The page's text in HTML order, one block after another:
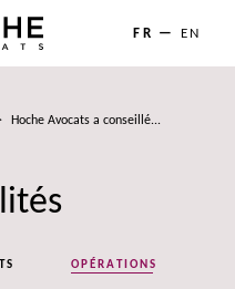
FR EN
Hoche Avocats a conseillé...
OPÉRATIONS